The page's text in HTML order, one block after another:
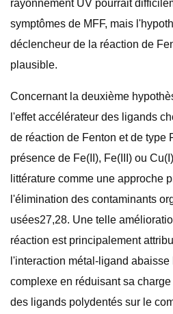
rayonnement UV pourrait
symptômes de MFF, mais
déclencheur de la réaction de
plausible.
Concernant la deuxième
l'effet accélérateur des ligands
de réaction de Fenton et de type
présence de Fe(II), Fe(III) ou
littérature comme une approche
l'élimination des contaminants
usées27,28. Une telle
réaction est principalement
l'interaction métal-ligand
complexe en réduisant sa
des ligands polydentés sur le